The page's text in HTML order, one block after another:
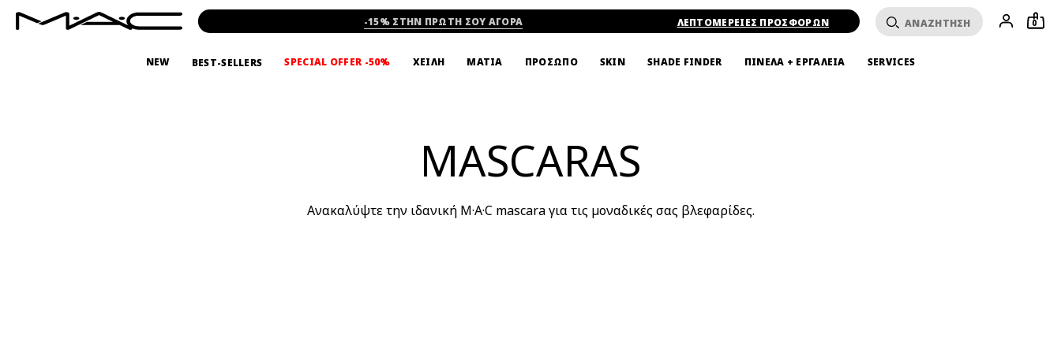
-15% ΣΤΗΝ ΠΡΩΤΗ ΣΟΥ ΑΓΟΡΑ ΛΕΠΤΟΜΕΡΕΙΕΣ ΠΡΟΣΦΟΡΩΝ 0
NEW BEST-SELLERS SPECIAL OFFER -50% ΧΕΙΛΗ ΜΑΤΙΑ ΠΡΟΣΩΠΟ SKIN SHADE FINDER ΠΙΝΕΛΑ + ΕΡΓΑΛΕΙΑ SERVICES
MASCARAS
Ανακαλύψτε την ιδανική M·A·C mascara για τις μοναδικές σας βλεφαρίδες.